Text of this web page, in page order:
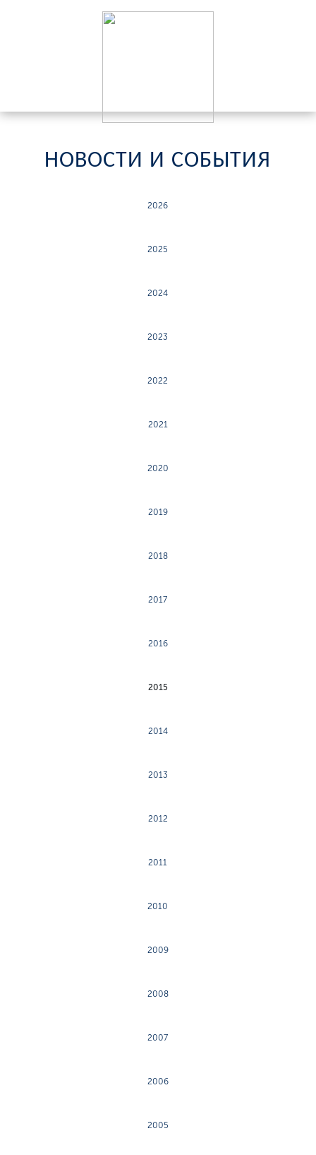
НОВОСТИ И СОБЫТИЯ
2026
2025
2024
2023
2022
2021
2020
2019
2018
2017
2016
2015
2014
2013
2012
2011
2010
2009
2008
2007
2006
2005